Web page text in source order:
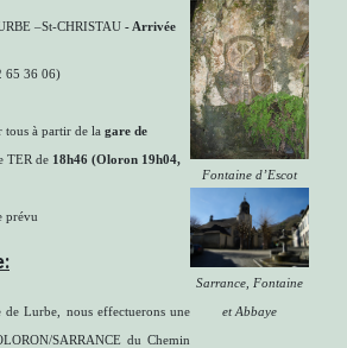
–St-CHRISTAU - Arrivée
65 36 06)
tous à partir de la gare de
TER de 18h46 (Oloron 19h04,
prévu
de Lurbe, nous effectuerons une
SARRANCE du Chemin
Fontaine d’Escot
Sarrance, Fontaine
et Abbaye